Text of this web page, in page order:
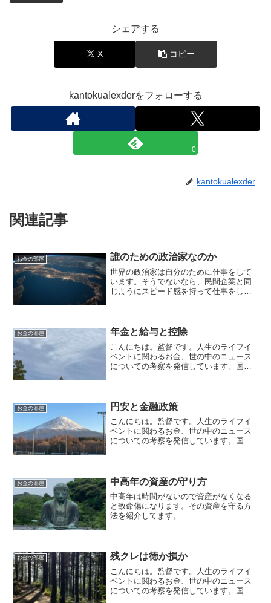
シェアする
X コピー
kantokualexderをフォローする
0
kantokualexder
関連記事
お金の部屋 誰のための政治家なのか
世界の政治家は自分のために仕事をして
います。そうでないなら、民間企業と同
じようにスピード感を持って仕事をし
お金の部屋 年金と給与と控除
こんにちは。監督です。人生のライフイ
ベントに関わるお金、世の中のニュース
についての考察を発信しています。国家
ョンを含みます）。...
お金の部屋 円安と金融政策
こんにちは。監督です。人生のライフイ
ベントに関わるお金、世の中のニュース
についての考察を発信しています。国家
含みます）。日銀は...
お金の部屋 中高年の資産の守り方
中高年は時間がないので資産がなくなる
と致命傷になります。その資産を守る方
法を紹介してます。
お金の部屋 残クレは徳か損か
こんにちは。監督です。人生のライフイ
ベントに関わるお金、世の中のニュース
についての考察を発信しています。国家